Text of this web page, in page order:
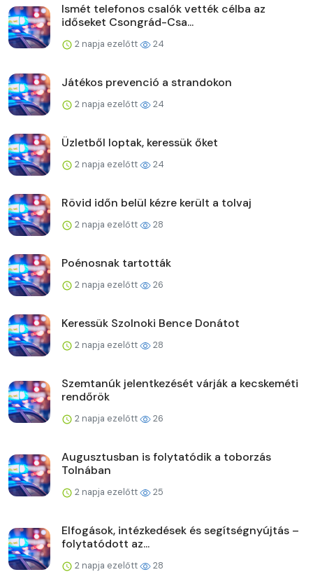
Ismét telefonos csalók vették célba az
időseket Csongrád-Csa...
2 napja ezelőtt 24
Játékos prevenció a strandokon
2 napja ezelőtt 24
Üzletből loptak, keressük őket
2 napja ezelőtt 24
Rövid időn belül kézre került a tolvaj
2 napja ezelőtt 28
Poénosnak tartották
2 napja ezelőtt 26
Keressük Szolnoki Bence Donátot
2 napja ezelőtt 28
Szemtanúk jelentkezését várják a kecskeméti
rendőrök
2 napja ezelőtt 26
Augusztusban is folytatódik a toborzás
Tolnában
2 napja ezelőtt 25
Elfogások, intézkedések és segítségnyújtás –
folytatódott az...
2 napja ezelőtt 28